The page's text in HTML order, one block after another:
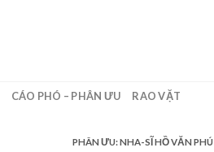
CÁO PHÓ – PHÂN ƯU RAO VẶT
PHÂN ƯU: NHA-SĨ HỒ VĂN PHÚ